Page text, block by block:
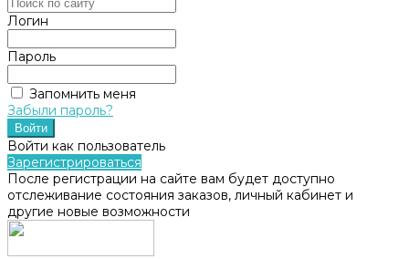
Логин
Пароль
Запомнить меня
Забыли пароль?
Войти как пользователь
Зарегистрироваться
После регистрации на сайте вам будет доступно
отслеживание состояния заказов, личный кабинет и
другие новые возможности